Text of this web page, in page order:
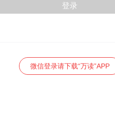
微信登录请下载“万读”APP